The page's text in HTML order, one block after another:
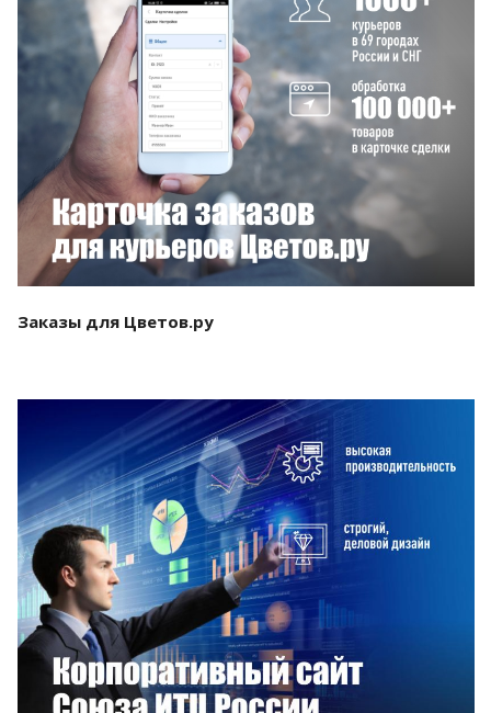
Смотреть проект
Заказы для Цветов.ру
Смотреть проект